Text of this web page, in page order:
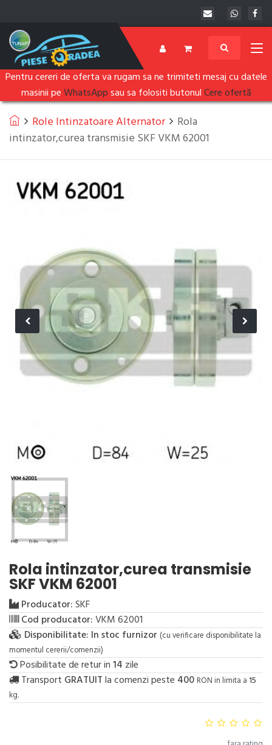
Pentru cereri de oferta va rugam sa ne trimiteti mesaj cu datele
masinii peWhatsAppsau sa folositi butonulCere ofertă
Role Intinzatoare Alternator
Rola
intinzator,curea transmisie SKF VKM 62001
Rola intinzator,curea transmisie
SKF VKM 62001
Producator:SKF
Cod producator:VKM 62001
Disponibilitate: In stoc furnizor (cu verificare disponibilitate la
momentul cererii/comenzii)
Posibilitate de retur in14 zile
Transport GRATUITla comenzi peste 400 RON in limita a15
kg.